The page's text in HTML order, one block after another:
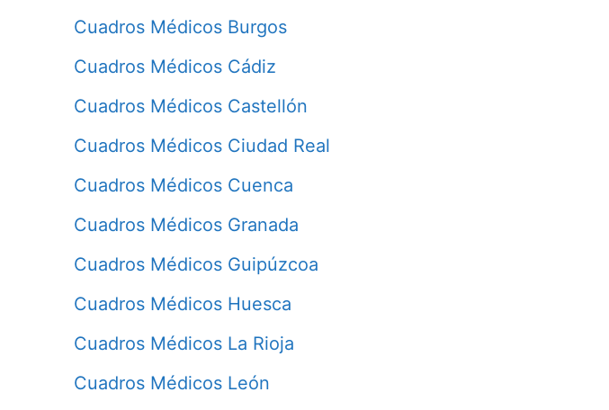
Cuadros Médicos Burgos
Cuadros Médicos Cádiz
Cuadros Médicos Castellón
Cuadros Médicos Ciudad Real
Cuadros Médicos Cuenca
Cuadros Médicos Granada
Cuadros Médicos Guipúzcoa
Cuadros Médicos Huesca
Cuadros Médicos La Rioja
Cuadros Médicos León